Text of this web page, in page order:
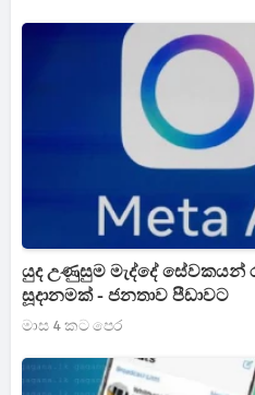
යුද උණුසුම මැද්දේ සේවකයන්
සූදානමක් - ජනතාව පීඩාවට
මාස 4 කට පෙර